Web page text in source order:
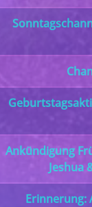
Ankündigung
Jeshua
Erinnerung: